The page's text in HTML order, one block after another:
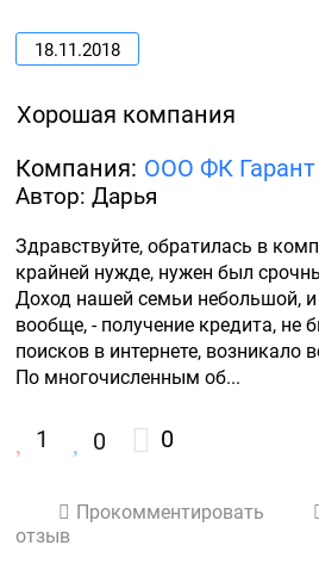
18.11.2018
Хорошая компания
Компания: ООО ФК Гарант
Автор: Дарья
Здравствуйте, обратилась в
крайней нужде, нужен был
Доход нашей семьи небольшой,
вообще, - получение кредита, не
поисков в интернете, возникало
По многочисленным об...
1 0 0
Прокомментировать
отзыв